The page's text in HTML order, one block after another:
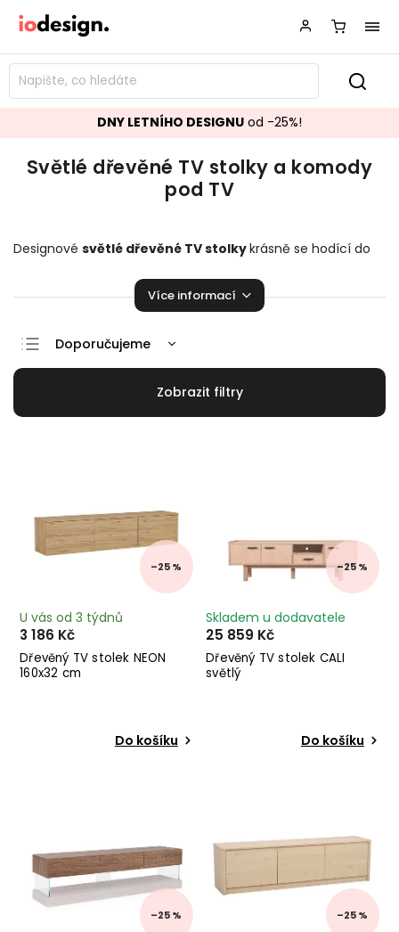
DNY LETNÍHO DESIGNU od -25%!
Světlé dřevěné TV stolky a komody
pod TV
Designové světlé dřevěné TV stolkykrásně se hodící do
zaručeně pozvednou úroveň vaší domácnosti!
Více informací
Doporučujeme
Nejlevnější
–25 %
Dřevěný TV stolek NEON
160x32 cm
U vás od 3 týdnů
3 186 Kč
Do košíku
–25 %
Dřevěný TV stolek CALI
světlý
Skladem u dodavatele
25 859 Kč
Do košíku
–25 % –25 %